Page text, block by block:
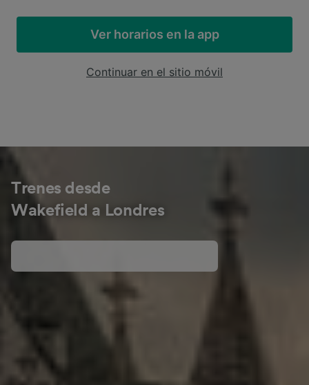
Ver horarios en la app
Continuar en el sitio móvil
Trenes desde
Wakefield a Londres